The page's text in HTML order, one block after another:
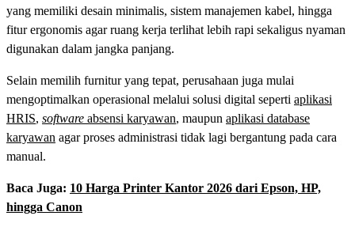
yang memiliki desain minimalis, sistem manajemen kabel, hingga
fitur ergonomis agar ruang kerja terlihat lebih rapi sekaligus nyaman
digunakan dalam jangka panjang.
Selain memilih furnitur yang tepat, perusahaan juga mulai
mengoptimalkan operasional melalui solusi digital seperti aplikasi
HRIS, software absensi karyawan, maupun aplikasi database
karyawan agar proses administrasi tidak lagi bergantung pada cara
manual.
Baca Juga: 10 Harga Printer Kantor 2026 dari Epson, HP,
hingga Canon